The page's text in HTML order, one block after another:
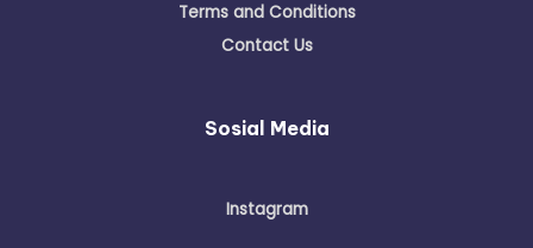
Terms and Conditions
Contact Us
Sosial Media
Instagram